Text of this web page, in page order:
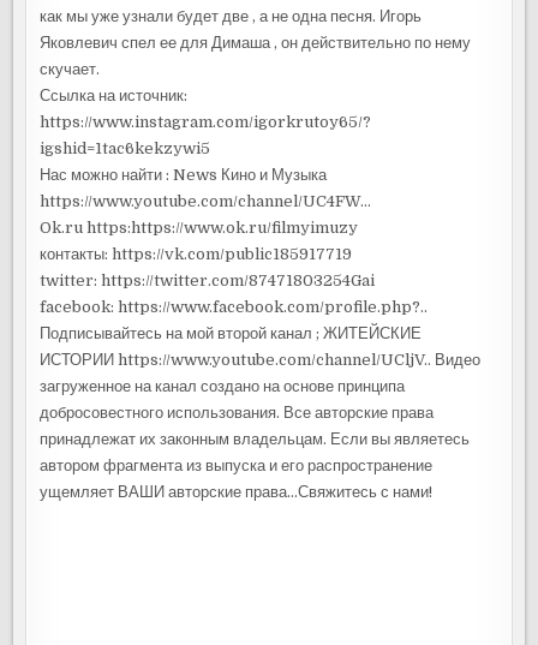
как мы уже узнали будет две , а не одна песня. Игорь
Яковлевич спел ее для Димаша , он действительно по нему
скучает.
Ссылка на источник:
https://www.instagram.com/igorkrutoy65/?
igshid=1tac6kekzywi5
Нас можно найти : News Кино и Музыка
https://www.youtube.com/channel/UC4FW…
Ok.ru https:https://www.ok.ru/filmyimuzy
контакты: https://vk.com/public185917719
twitter: https://twitter.com/87471803254Gai
facebook: https://www.facebook.com/profile.php?..
Подписывайтесь на мой второй канал ; ЖИТЕЙСКИЕ
ИСТОРИИ https://www.youtube.com/channel/UCljV.. Видео
загруженное на канал создано на основе принципа
добросовестного использования. Все авторские права
принадлежат их законным владельцам. Если вы являетесь
автором фрагмента из выпуска и его распространение
ущемляет ВАШИ авторские права…Свяжитесь с нами!